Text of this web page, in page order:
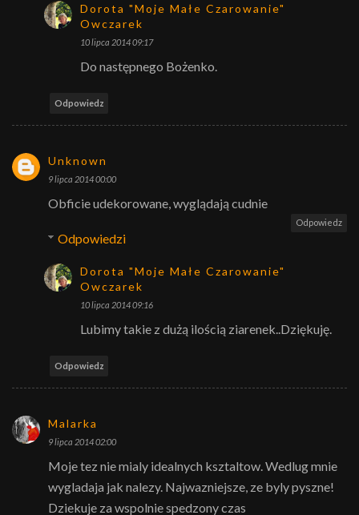
Dorota "Moje Małe Czarowanie"
Owczarek
10 lipca 2014 09:17
Do następnego Bożenko.
Odpowiedz
Unknown
9 lipca 2014 00:00
Obficie udekorowane, wyglądają cudnie
Odpowiedz
Odpowiedzi
Dorota "Moje Małe Czarowanie"
Owczarek
10 lipca 2014 09:16
Lubimy takie z dużą ilością ziarenek..Dziękuję.
Odpowiedz
Malarka
9 lipca 2014 02:00
Moje tez nie mialy idealnych ksztaltow. Wedlug mnie
wygladaja jak nalezy. Najwazniejsze, ze byly pyszne!
Dziekuje za wspolnie spedzony czas